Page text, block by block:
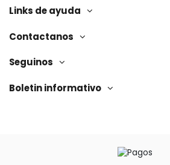
Links de ayuda
Contactanos
Seguinos
Boletin informativo